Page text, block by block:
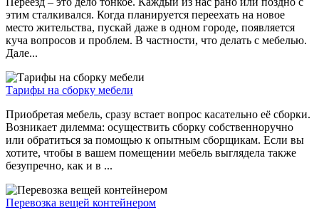
этим сталкивался. Когда планируется переехать на новое
место жительства, пускай даже в одном городе, появляется
куча вопросов и проблем. В частности, что делать с мебелью.
Дале...
Тарифы на сборку мебели
Приобретая мебель, сразу встает вопрос касательно её сборки.
Возникает дилемма: осуществить сборку собственноручно
или обратиться за помощью к опытным сборщикам. Если вы
хотите, чтобы в вашем помещении мебель выглядела также
безупречно, как и в ...
Перевозка вещей контейнером